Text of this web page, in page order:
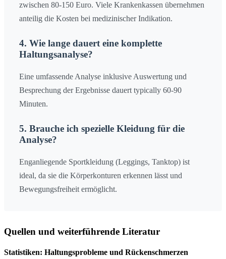
zwischen 80-150 Euro. Viele Krankenkassen übernehmen
anteilig die Kosten bei medizinischer Indikation.
4. Wie lange dauert eine komplette
Haltungsanalyse?
Eine umfassende Analyse inklusive Auswertung und
Besprechung der Ergebnisse dauert typically 60-90
Minuten.
5. Brauche ich spezielle Kleidung für die
Analyse?
Enganliegende Sportkleidung (Leggings, Tanktop) ist
ideal, da sie die Körperkonturen erkennen lässt und
Bewegungsfreiheit ermöglicht.
Quellen und weiterführende Literatur
Statistiken: Haltungsprobleme und Rückenschmerzen